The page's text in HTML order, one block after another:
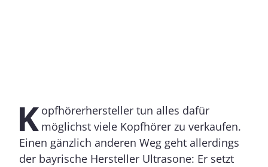
K opfhörerhersteller tun alles dafür
möglichst viele Kopfhörer zu verkaufen.
Einen gänzlich anderen Weg geht allerdings
der bayrische Hersteller Ultrasone: Er setzt